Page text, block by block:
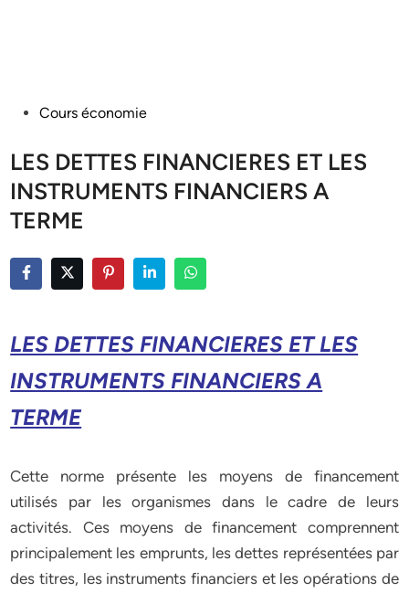
PostedCours économie
LES DETTES FINANCIERES ET LES
INSTRUMENTS FINANCIERS A
TERME
LES DETTES FINANCIERES ET LES
INSTRUMENTS FINANCIERS A
TERME
Cette norme présente les moyens de financement
utilisés par les organismes dans le cadre de leurs
activités. Ces moyens de financement comprennent
principalement les emprunts, les dettes représentées par
des titres, les instruments financiers et les opérations de